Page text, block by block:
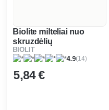
Biolite milteliai nuo
skruzdėlių
BIOLIT
4.9(14)
5,84 €